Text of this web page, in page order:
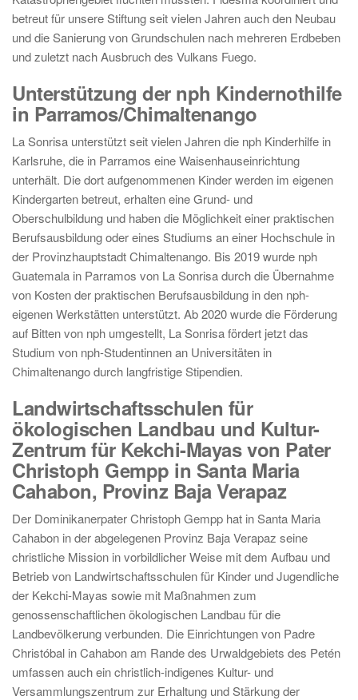
betreut für unsere Stiftung seit vielen Jahren auch den Neubau
und die Sanierung von Grundschulen nach mehreren Erdbeben
und zuletzt nach Ausbruch des Vulkans Fuego.
Unterstützung der nph Kindernothilfe
in Parramos/Chimaltenango
La Sonrisa unterstützt seit vielen Jahren die nph Kinderhilfe in
Karlsruhe, die in Parramos eine Waisenhauseinrichtung
unterhält. Die dort aufgenommenen Kinder werden im eigenen
Kindergarten betreut, erhalten eine Grund- und
Oberschulbildung und haben die Möglichkeit einer praktischen
Berufsausbildung oder eines Studiums an einer Hochschule in
der Provinzhauptstadt Chimaltenango. Bis 2019 wurde nph
Guatemala in Parramos von La Sonrisa durch die Übernahme
von Kosten der praktischen Berufsausbildung in den nph-
eigenen Werkstätten unterstützt. Ab 2020 wurde die Förderung
auf Bitten von nph umgestellt, La Sonrisa fördert jetzt das
Studium von nph-Studentinnen an Universitäten in
Chimaltenango durch langfristige Stipendien.
Landwirtschaftsschulen für
ökologischen Landbau und Kultur-
Zentrum für Kekchi-Mayas von Pater
Christoph Gempp in Santa Maria
Cahabon, Provinz Baja Verapaz
Der Dominikanerpater Christoph Gempp hat in Santa Maria
Cahabon in der abgelegenen Provinz Baja Verapaz seine
christliche Mission in vorbildlicher Weise mit dem Aufbau und
Betrieb von Landwirtschaftsschulen für Kinder und Jugendliche
der Kekchi-Mayas sowie mit Maßnahmen zum
genossenschaftlichen ökologischen Landbau für die
Landbevölkerung verbunden. Die Einrichtungen von Padre
Christóbal in Cahabon am Rande des Urwaldgebiets des Petén
umfassen auch ein christlich-indigenes Kultur- und
Versammlungszentrum zur Erhaltung und Stärkung der